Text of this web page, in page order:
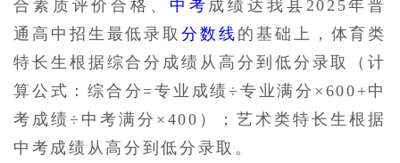
合素质评价合格、 中考 成绩达我县2025年普
通高中招生最低录取分数线 的基础上，体育类
特长生根据综合分成绩从高分到低分录取（计
算公式：综合分=专业成绩÷专业满分×600+中
考成绩÷中考满分×400）；艺术类特长生根据
中考成绩从高分到低分录取。